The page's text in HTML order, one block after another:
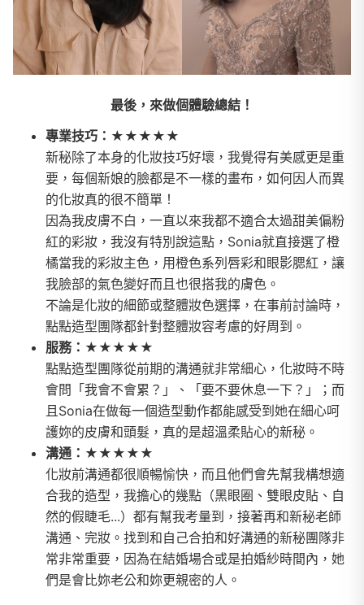
最後，來做個體驗總結！
專業技巧：★★★★★
新秘除了本身的化妝技巧好壞，我覺得有美感更是重
要，每個新娘的臉都是不一樣的畫布，如何因人而異
的化妝真的很不簡單！
因為我皮膚不白，一直以來我都不適合太過甜美偏粉
紅的彩妝，我沒有特別說這點，Sonia就直接選了橙
橘當我的彩妝主色，用橙色系列唇彩和眼影腮紅，讓
我臉部的氣色變好而且也很搭我的膚色。
不論是化妝的細節或整體妝色選擇，在事前討論時，
點點造型團隊都針對整體妝容考慮的好周到。
服務：★★★★★
點點造型團隊從前期的溝通就非常細心，化妝時不時
會問「我會不會累？」、「要不要休息一下？」；而
且Sonia在做每一個造型動作都能感受到她在細心呵
護妳的皮膚和頭髮，真的是超溫柔貼心的新秘。
溝通：★★★★★
化妝前溝通都很順暢愉快，而且他們會先幫我構想適
合我的造型，我擔心的幾點（黑眼圈、雙眼皮貼、自
然的假睫毛...）都有幫我考量到，接著再和新秘老師
溝通、完妝。找到和自己合拍和好溝通的新秘團隊非
常非常重要，因為在結婚場合或是拍婚紗時間內，她
們是會比妳老公和妳更親密的人。